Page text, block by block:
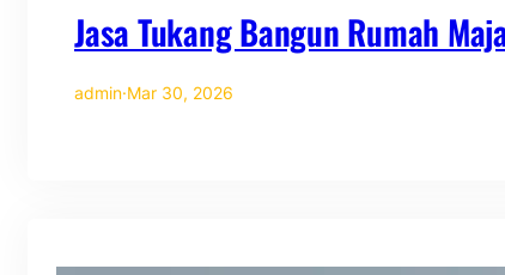
Jasa Tukang Bangun Rumah
admin·Mar 30, 2026